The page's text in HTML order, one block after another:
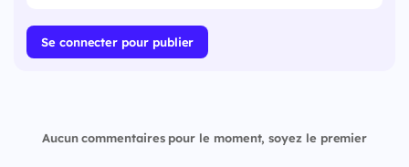
Se connecter pour publier
Aucun commentaires pour le moment, soyez le premier